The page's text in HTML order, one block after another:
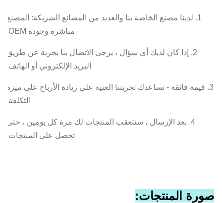
1. لدينا مصنع الخاصة بنا والعديد من المصانع الشريكة: المصنع
مباشرة وجودة OEM.
2. إذا كان لديك أي سؤال ، يرجى الاتصال بنا بحرية عن طريق
البريد الإلكتروني أو الهاتف.
3. قيمة فائقة - تساعدك تجربتنا الغنية على زيادة الأرباح على ميزة
التكلفة.
4. بعد الإرسال ، سنتعقب المنتجات لك مرة كل يومين ، حتى
تحصل على المنتجات.
صورة المنتجات: